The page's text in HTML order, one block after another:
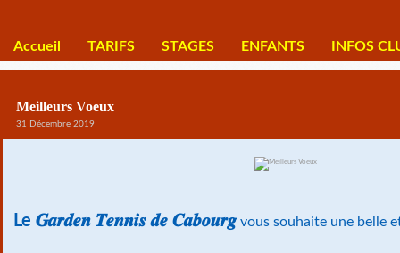
Accueil TARIFS STAGES ENFANTS INFOS
Meilleurs Voeux
31 Décembre 2019
Le 𝑮𝒂𝒓𝒅𝒆𝒏 𝑻𝒆𝒏𝒏𝒊𝒔 𝒅𝒆 𝑪𝒂𝒃𝒐𝒖𝒓𝒈vous souhaite une belle